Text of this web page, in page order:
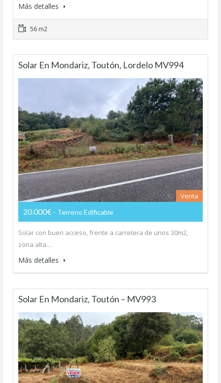
Más detalles
56 m2
Solar En Mondariz, Toutón, Lordelo MV994
Venta
20.000€ - Terreno Edificable
Solar con buen acceso, frente a carretera de unos 30m2,
zona alta…
Más detalles
Solar En Mondariz, Toutón – MV993